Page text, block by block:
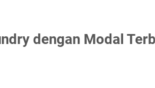
dengan Modal